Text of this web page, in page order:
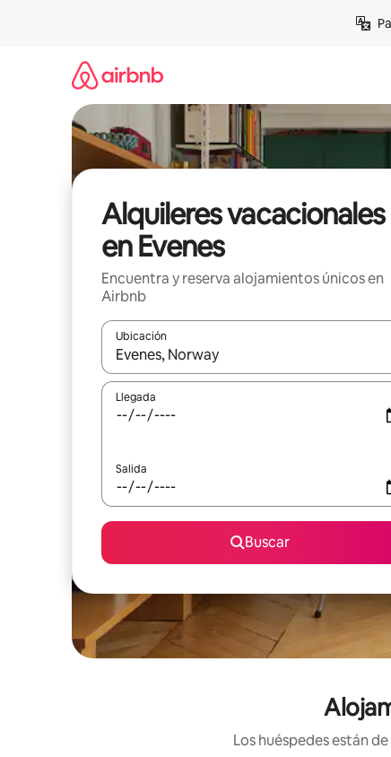
Alquileres vacacionales
en Evenes
Encuentra y reserva alojamientos únicos en
Airbnb
Ubicación
Cuando los resultados estén disponibles,
Llegada
Salida
Buscar
Los huéspedes están